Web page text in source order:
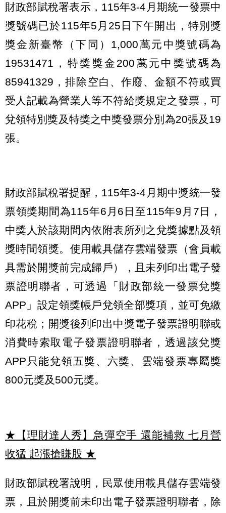
財政部賦稅署表示，115年3-4月期統一發票中
獎號碼已於115年5月25日下午開出，特別獎
獎金新臺幣（下同）1,000萬元中獎號碼為
19531471，特獎獎金200萬元中獎號碼為
85941329，排除空白、作廢、金額不符或買
受人記載為營業人等不符給獎規定之發票，可
兌領特別獎及特獎之中獎發票分別為20張及19
張。
財政部賦稅署提醒，115年3-4月期中獎統一發
票領獎期間為115年6月6日至115年9月7日，
中獎人於該期間內依附表所列之兌獎據點及領
獎時間領獎。使用載具儲存雲端發票（會員載
具需於開獎前完成歸戶），且未列印出電子發
票證明聯者，可透過「財政部統一發票兌獎
APP」設定領獎帳戶兌領全部獎項，並可免繳
印花稅；開獎後列印出中獎電子發票證明聯或
消費時索取電子發票證明聯者，透過該兌獎
APP只能兌領五獎、六獎、雲端發票專屬獎
800元獎及500元獎。
★【理財達人秀】急彈空手 還能補救 七月營
收猛 起漲搶賺股 ★
財政部賦稅署說明，民眾使用載具儲存雲端發
票，且於開獎前未印出電子發票證明聯者，除